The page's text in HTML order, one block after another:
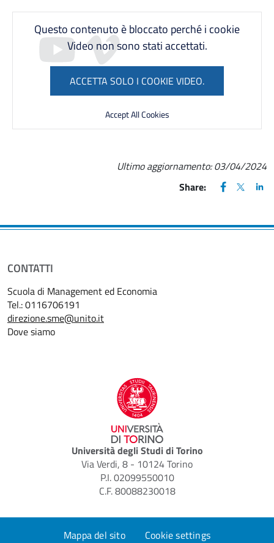
Questo contenuto è bloccato perché i cookie
Video non sono stati accettati.
ACCETTA SOLO I COOKIE VIDEO.
Accept All Cookies
Ultimo aggiornamento:03/04/2024
Share:
FACEBOOK
(apre una
X
(apre
CONTATTI
Scuola di Management ed Economia
Tel.: 0116706191
direzione.sme@unito.it
Dove siamo
Università degli Studi di Torino
Via Verdi, 8 - 10124 Torino
P.I. 02099550010
C.F. 80088230018
Mappa del sito Cookie settings